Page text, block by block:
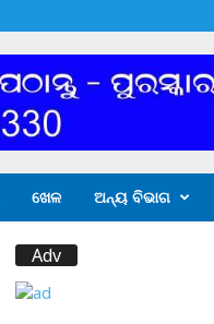
ଖେଳ ଅନ୍ୟ ବିଭାଗ
Adv